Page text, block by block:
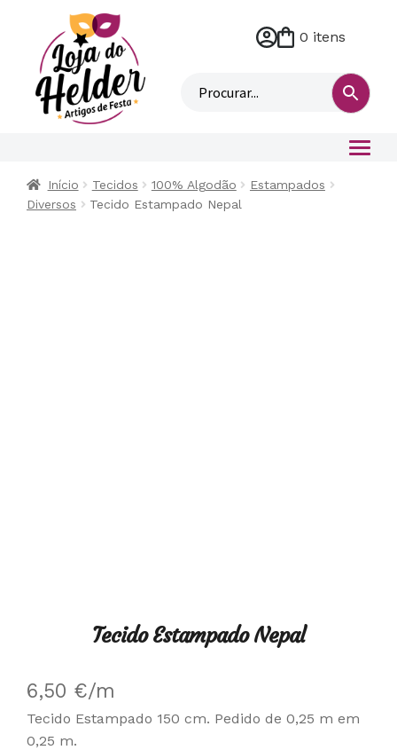
M
n
0 itens
Início Tecidos 100% Algodão
Estampados
Diversos
Tecido Estampado Nepal
Tecido Estampado Nepal
6,50 €/m
Tecido Estampado 150 cm. Pedido de 0,25 m em
0,25 m.